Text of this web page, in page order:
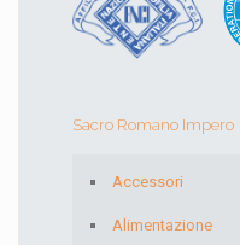
Sacro Romano Impero
Accessori
Alimentazione